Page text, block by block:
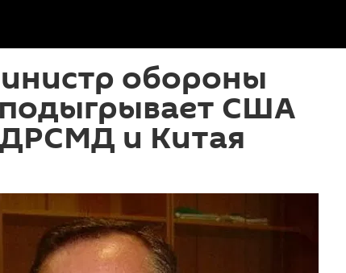
обороны
США
и Китая